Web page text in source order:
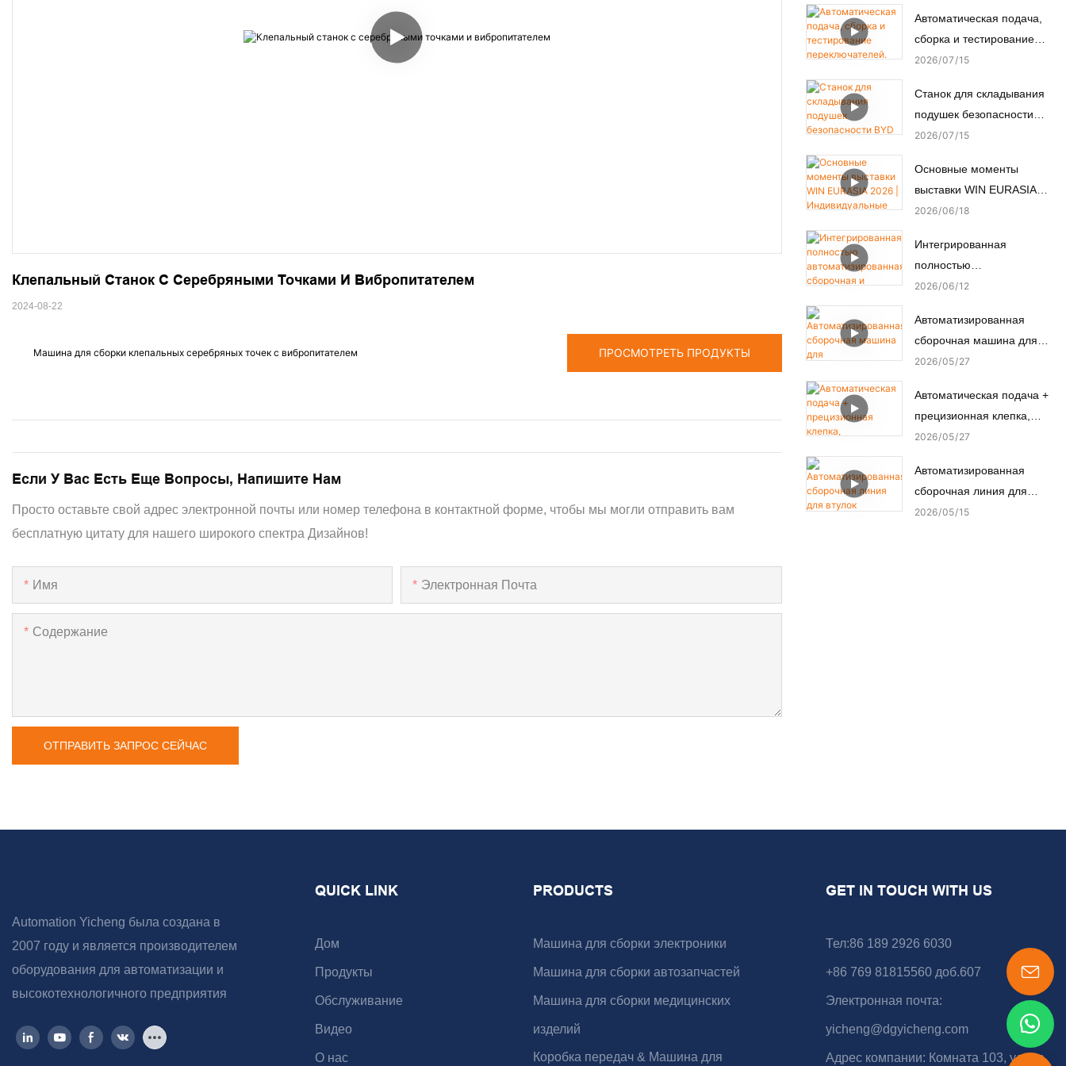
Клепальный Станок С Серебряными Точками И Вибропитателем
2024-08-22
Машина для сборки клепальных серебряных точек с вибропитателем ПРОСМОТРЕТЬ ПРОДУКТЫ
Если У Вас Есть Еще Вопросы, Напишите Нам
Просто оставьте свой адрес электронной почты или номер телефона в контактной форме, чтобы мы могли отправить вам
бесплатную цитату для нашего широкого спектра Дизайнов!
Имя Электронная Почта
Содержание
ОТПРАВИТЬ ЗАПРОС СЕЙЧАС
Автоматическая подача,
сборка и тестирование
переключателей.
сборочная машина.
2026 07 15
Станок для складывания
подушек безопасности
BYD — как
производство
обеспечивает пассивную
безопасность.
2026 07 15
Основные моменты
выставки WIN EURASIA
2026 | Индивидуальные
автоматизации для
электроники,
автомобильной,
медицинской и моторной
промышленности
2026 06 18
Интегрированная
полностью
автоматизированная
испытательная линия для
нестандартных
микромоторов.
2026 06 12
Автоматизированная
сборочная машина для
переключателей успешно
приемочные испытания
(FAT) у турецкого
заказчика.
2026 05 27
Автоматическая подача +
прецизионная клепка,
автоматизированный
медных шпилек.
2026 05 27
Автоматизированная
сборочная линия для
втулок подрамника
2026 05 15
Automation Yicheng была создана в
2007 году и является производителем
оборудования для автоматизации и
высокотехнологичного предприятия
QUICK LINK
Дом
Продукты
Обслуживание
Видео
О нас
PRODUCTS
Машина для сборки электроники
Машина для сборки автозапчастей
Машина для сборки медицинских
изделий
Коробка передач & Машина для
GET IN TOUCH WITH US
Тел:86 189 2926 6030
+86 769 81815560 доб.607
Электронная почта:
yicheng@dgyicheng.com
Адрес компании: Комната 103, улица